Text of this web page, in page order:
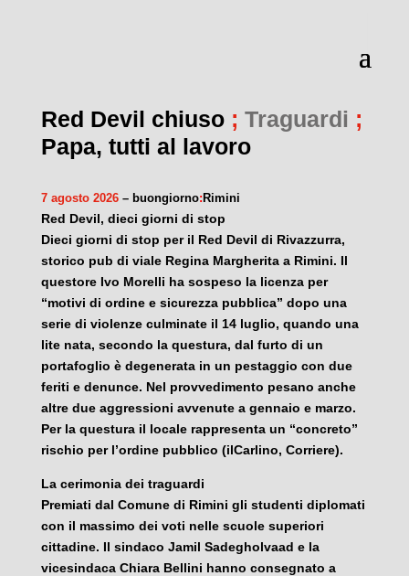
Red Devil chiuso ; Traguardi ;
Papa, tutti al lavoro
7 agosto 2026– buongiorno: Rimini
Red Devil, dieci giorni di stop
Dieci giorni di stop per il Red Devil di Rivazzurra,
storico pub di viale Regina Margherita a Rimini. Il
questore Ivo Morelli ha sospeso la licenza per
“motivi di ordine e sicurezza pubblica” dopo una
serie di violenze culminate il 14 luglio, quando una
lite nata, secondo la questura, dal furto di un
portafoglio è degenerata in un pestaggio con due
feriti e denunce. Nel provvedimento pesano anche
altre due aggressioni avvenute a gennaio e marzo.
Per la questura il locale rappresenta un “concreto”
rischio per l’ordine pubblico (ilCarlino, Corriere).
La cerimonia dei traguardi
Premiati dal Comune di Rimini gli studenti diplomati
con il massimo dei voti nelle scuole superiori
cittadine. Il sindaco Jamil Sadegholvaad e la
vicesindaca Chiara Bellini hanno consegnato a